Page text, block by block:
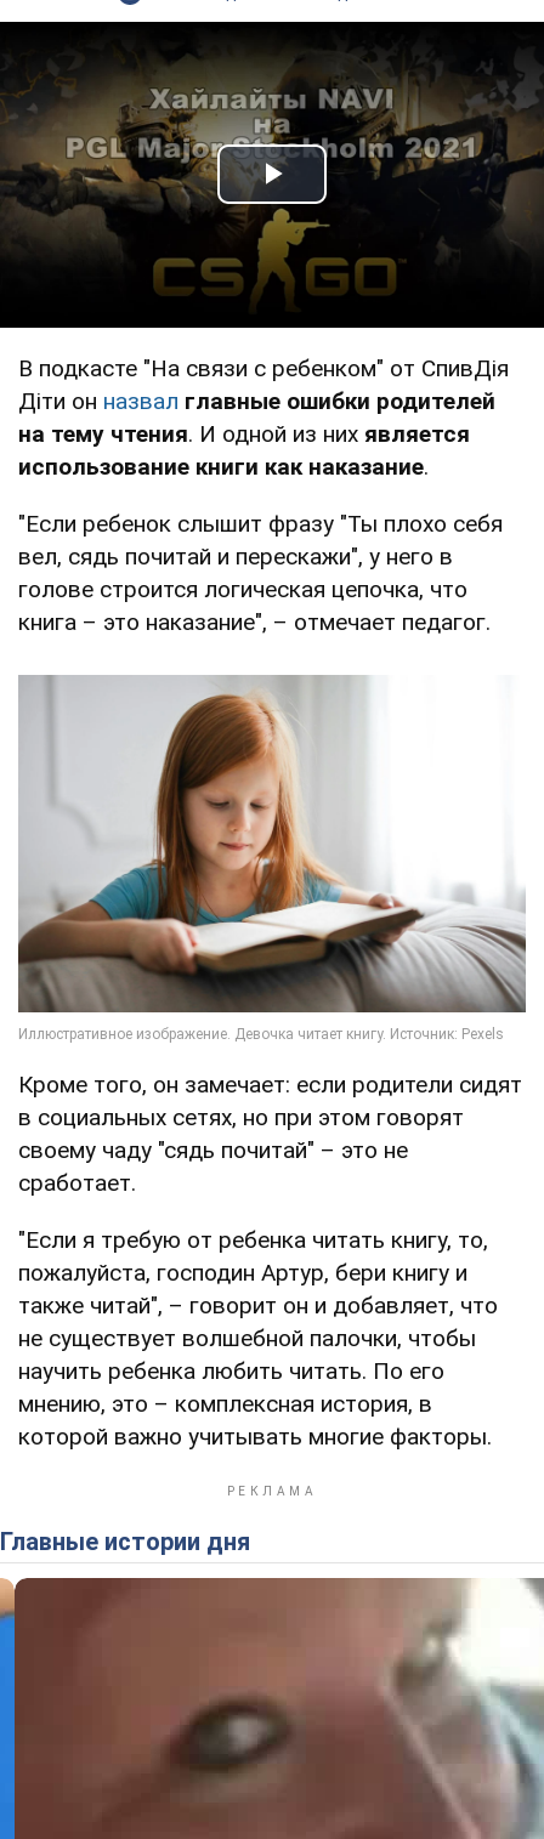
Play Video
В подкасте "На связи с ребенком" от СпивДія
Діти он назвал главные ошибки родителей
на тему чтения. И одной из них является
использование книги как наказание.
"Если ребенок слышит фразу "Ты плохо себя
вел, сядь почитай и перескажи", у него в
голове строится логическая цепочка, что
книга – это наказание", – отмечает педагог.
Кроме того, он замечает: если родители сидят
в социальных сетях, но при этом говорят
своему чаду "сядь почитай" – это не
сработает.
"Если я требую от ребенка читать книгу, то,
пожалуйста, господин Артур, бери книгу и
также читай", – говорит он и добавляет, что
не существует волшебной палочки, чтобы
научить ребенка любить читать. По его
мнению, это – комплексная история, в
которой важно учитывать многие факторы.
Главные истории дня